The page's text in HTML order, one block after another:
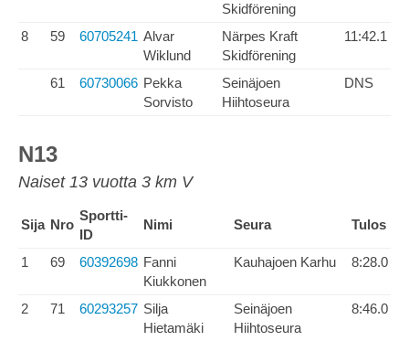
Skidförening
8 59 60705241 Alvar
Wiklund
Närpes Kraft
Skidförening
11:42.1
61 60730066 Pekka
Sorvisto
Seinäjoen
Hiihtoseura
DNS
N13
Naiset 13 vuotta 3 km V
Sija Nro
Sportti-
ID
Nimi Seura Tulos
1 69 60392698 Fanni
Kiukkonen
Kauhajoen Karhu 8:28.0
2 71 60293257 Silja
Hietamäki
Seinäjoen
Hiihtoseura
8:46.0